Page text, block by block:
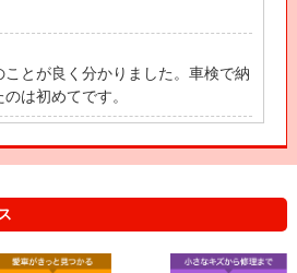
ことが良く分かりました。車検で納
は初めてです。
断を受けたみたいで楽しかったで